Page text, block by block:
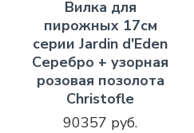
Вилка для
пирожных 17см
серии Jardin d'Eden
Серебро + узорная
розовая позолота
Christofle
90357 руб.